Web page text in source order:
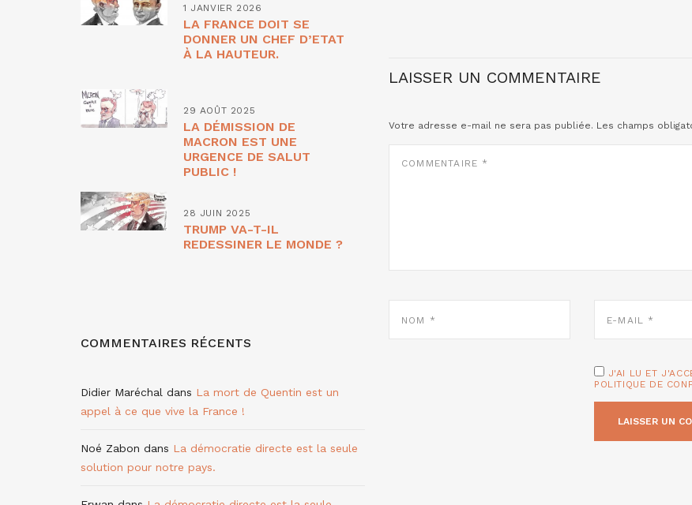
LAISSER UN COMMENTAIRE
Votre adresse e-mail ne sera pas publiée. Les champs
MAIL
J'AI LU ET
POLITIQUE DE
1 JANVIER 2026
LA FRANCE DOIT SE
DONNER UN CHEF D’ETAT
À LA HAUTEUR.
29 AOÛT 2025
LA DÉMISSION DE
MACRON EST UNE
URGENCE DE SALUT
PUBLIC !
28 JUIN 2025
TRUMP VA-T-IL
REDESSINER LE MONDE ?
COMMENTAIRES RÉCENTS
Didier Maréchal dans La mort de Quentin est un
appel à ce que vive la France !
Noé Zabon dans La démocratie directe est la seule
solution pour notre pays.